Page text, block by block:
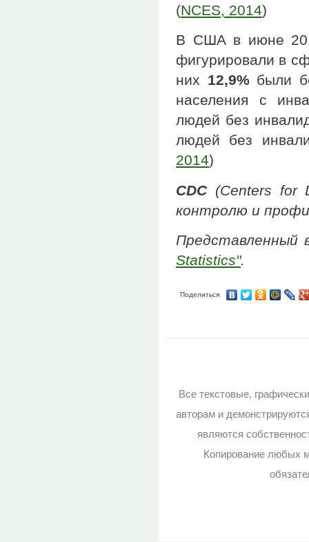
(NCES, 2014)
В США в июне
фигурировали в
них 12,9% были
населения с
людей без
людей без
2014)
CDC(Centers for
контролю и
Statistics".
Поделиться
Все текстовые,
авторам и
являются
Копирование любых